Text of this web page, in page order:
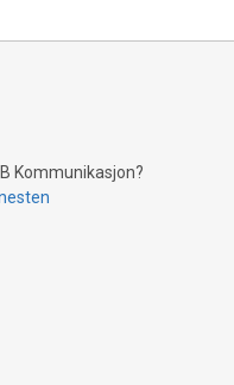
Kommunikasjon?